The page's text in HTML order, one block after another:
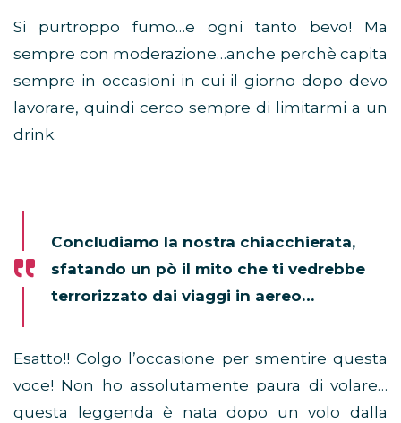
Si purtroppo fumo…e ogni tanto bevo! Ma
sempre con moderazione…anche perchè capita
sempre in occasioni in cui il giorno dopo devo
lavorare, quindi cerco sempre di limitarmi a un
drink.
Concludiamo la nostra chiacchierata,
sfatando un pò il mito che ti vedrebbe
terrorizzato dai viaggi in aereo…
Esatto!! Colgo l’occasione per smentire questa
voce! Non ho assolutamente paura di volare…
questa leggenda è nata dopo un volo dalla